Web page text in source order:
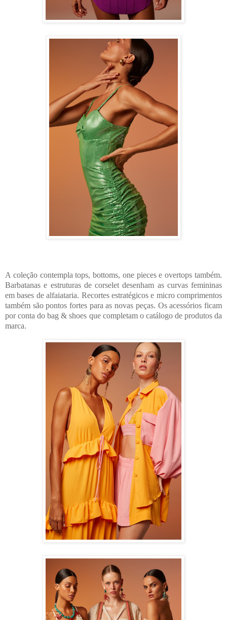
A coleção contempla tops, bottoms, one pieces e overtops também.
Barbatanas e estruturas de corselet desenham as curvas femininas
em bases de alfaiataria. Recortes estratégicos e micro comprimentos
também são pontos fortes para as novas peças. Os acessórios ficam
por conta do bag & shoes que completam o catálogo de produtos da
marca.